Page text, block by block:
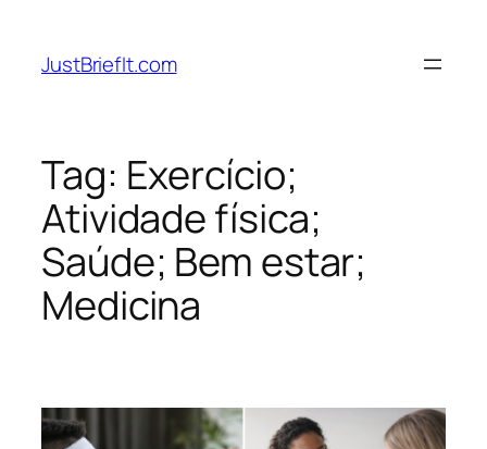
JustBriefIt.com
Tag: Exercício;
Atividade física;
Saúde; Bem estar;
Medicina